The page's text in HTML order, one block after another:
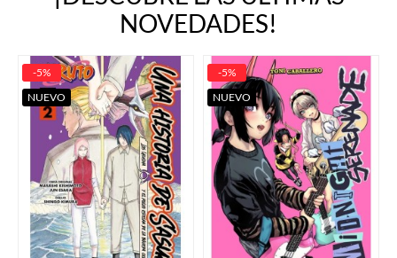
NOVEDADES!
-5%
NUEVO
-5%
NUEVO